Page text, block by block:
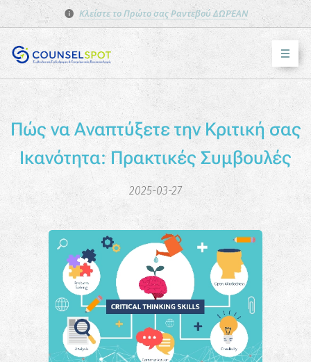
Κλείστε το Πρώτο σας Ραντεβού ΔΩΡΕΑΝ
Πώς να Αναπτύξετε την Κριτική σας
Ικανότητα: Πρακτικές Συμβουλές
2025-03-27